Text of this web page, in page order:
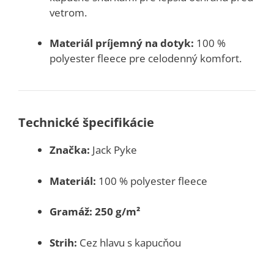
vetrom.
Materiál príjemný na dotyk: 100 %
polyester fleece pre celodenný komfort.
Technické špecifikácie
Značka: Jack Pyke
Materiál: 100 % polyester fleece
Gramáž: 250 g/m²
Strih: Cez hlavu s kapucňou